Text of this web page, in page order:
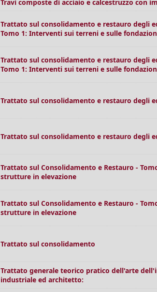
Travi composte di acciaio e calcestruzzo con
Trattato sul consolidamento e restauro degli
Tomo 1: Interventi sui terreni e sulle
Trattato sul consolidamento e restauro degli
Tomo 1: Interventi sui terreni e sulle
Trattato sul consolidamento e restauro degli
Trattato sul consolidamento e restauro degli
Trattato sul Consolidamento e Restauro -
strutture in elevazione
Trattato sul Consolidamento e Restauro -
strutture in elevazione
Trattato sul consolidamento
Trattato generale teorico pratico dell'arte
industriale ed architetto: